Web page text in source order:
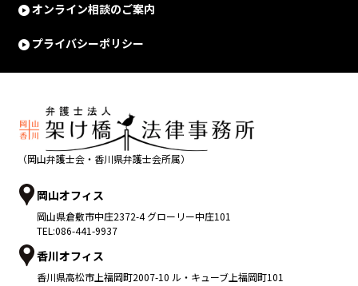
オンライン相談のご案内
プライバシーポリシー
（岡山弁護士会・香川県弁護士会所属）
岡山オフィス
岡山県倉敷市中庄2372-4 グローリー中庄101
TEL:086-441-9937
香川オフィス
香川県高松市 上福岡町2007-10 ル・キューブ上福岡町101